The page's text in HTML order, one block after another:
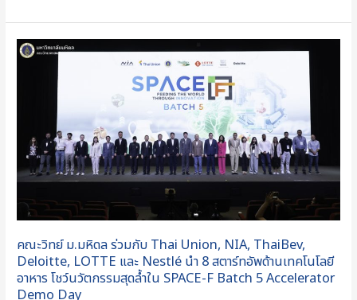
5
Incubator
คณะวิทย์ ม.มหิดล ร่วมกับ Thai Union, NIA, ThaiBev,
Deloitte, LOTTE และ Nestlé นำ 8 สตาร์ทอัพด้านเทคโนโลยี
อาหาร โชว์นวัตกรรมสุดล้ำใน SPACE-F Batch 5 Accelerator
Demo Day
คณะ
Thai
Union,
ThaiBev,
LOTTE
และ
Nestlé